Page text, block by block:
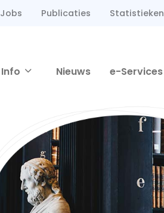
Jobs Publicaties Statistieken
Info Nieuws e-Services